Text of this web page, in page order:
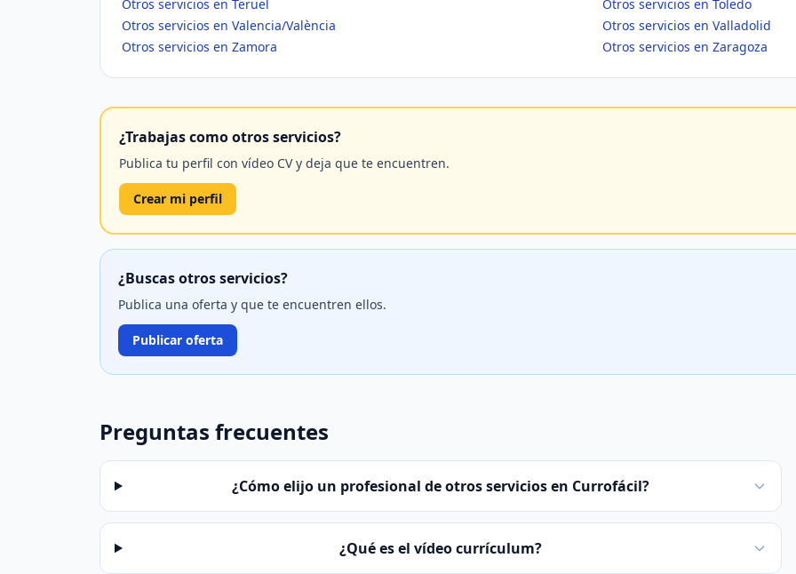
Otros servicios en Teruel
Otros servicios en Toledo
Otros servicios en Valencia/València
Otros servicios en Valladolid
Otros servicios en Zamora
Otros servicios en Zaragoza
¿Trabajas como otros servicios?
Publica tu perfil con vídeo CV y deja que te encuentren.
Crear mi perfil
¿Buscas otros servicios?
Publica una oferta y que te encuentren ellos.
Publicar oferta
Preguntas frecuentes
¿Cómo elijo un profesional de otros servicios en Currofácil?
¿Qué es el vídeo currículum?